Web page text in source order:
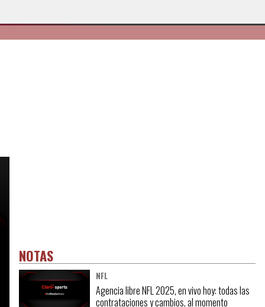
NOTAS
NFL
Agencia libre NFL 2025, en vivo hoy: todas las
contrataciones y cambios, al momento